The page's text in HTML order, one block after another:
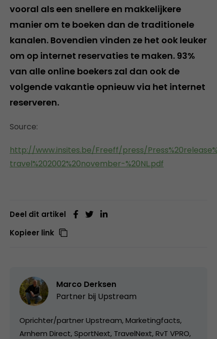
vooral als een snellere en makkelijkere
manier om te boeken dan de traditionele
kanalen. Bovendien vinden ze het ook leuker
om op internet reservaties te maken. 93%
van alle online boekers zal dan ook de
volgende vakantie opnieuw via het internet
reserveren.
Source:
http://www.insites.be/Freeff/press/
travel%202002%20november-%20NL.pdf
Deel dit artikel
Kopieer link
Marco Derksen
Partner bij Upstream
Oprichter/partner Upstream, Marketingfacts,
Arnhem Direct, SportNext, TravelNext, RvT VPRO,